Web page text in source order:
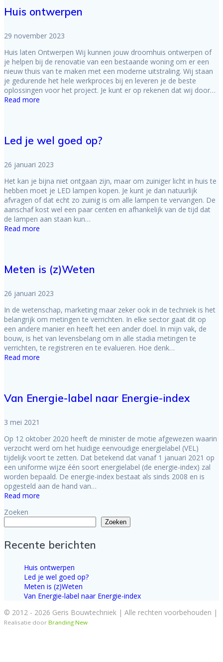
Huis ontwerpen
29 november 2023
Huis laten Ontwerpen Wij kunnen jouw droomhuis ontwerpen of
je helpen bij de renovatie van een bestaande woning om er een
nieuw thuis van te maken met een moderne uitstraling. Wij staan
je gedurende het hele werkproces bij en leveren je de beste
oplossingen voor het project. Je kunt er op rekenen dat wij door…
Read more
Led je wel goed op?
26 januari 2023
Het kan je bijna niet ontgaan zijn, maar om zuiniger licht in huis te
hebben moet je LED lampen kopen. Je kunt je dan natuurlijk
afvragen of dat echt zo zuinig is om alle lampen te vervangen. De
aanschaf kost wel een paar centen en afhankelijk van de tijd dat
de lampen aan staan kun…
Read more
Meten is (z)Weten
26 januari 2023
In de wetenschap, marketing maar zeker ook in de techniek is het
belangrijk om metingen te verrichten. In elke sector gaat dit op
een andere manier en heeft het een ander doel. In mijn vak, de
bouw, is het van levensbelang om in alle stadia metingen te
verrichten, te registreren en te evalueren. Hoe denk…
Read more
Van Energie-label naar Energie-index
3 mei 2021
Op 12 oktober 2020 heeft de minister de motie afgewezen waarin
verzocht werd om het huidige eenvoudige energielabel (VEL)
tijdelijk voort te zetten. Dat betekend dat vanaf 1 januari 2021 op
een uniforme wijze één soort energielabel (de energie-index) zal
worden bepaald. De energie-index bestaat als sinds 2008 en is
opgesteld aan de hand van…
Read more
Zoeken
Zoeken
Recente berichten
Huis ontwerpen
Led je wel goed op?
Meten is (z)Weten
Van Energie-label naar Energie-index
© 2012 - 2026 Geris Bouwtechniek | Alle rechten voorbehouden |
Realisatie door Branding New